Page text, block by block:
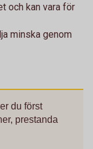
och kan vara för
minska genom
du först
prestanda